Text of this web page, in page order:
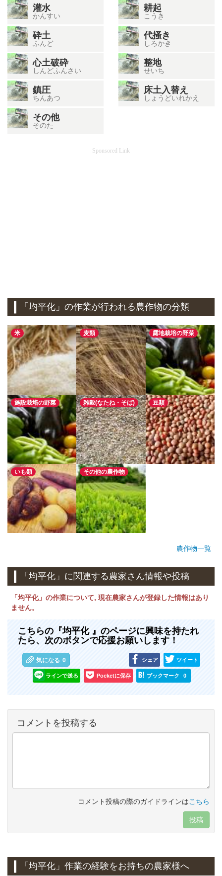
灌水
かんすい
耕起
こうき
砕土
ふんど
代掻き
しろかき
心土破砕
しんどふんさい
整地
せいち
鎮圧
ちんあつ
床土入替え
しょうどいれかえ
その他
そのた
Sponsored Link
「均平化」の作業が行われる農作物の分類
米 麦類 露地栽培の野菜
施設栽培の野菜 雑穀(なたね・そば) 豆類
いも類 その他の農作物
農作物一覧
「均平化」に関連する農家さん情報や投稿
「均平化」の作業について, 現在農家さんが登録した情報はあり
ません。
こちらの『均平化 』のページに興味を持たれ
たら、次のボタンで応援お願いします！
気になる 0 シェア ツイート
ラインで送る Pocketに保存 ブックマーク 0
コメントを投稿する
コメント投稿の際のガイドラインはこちら
投稿
「均平化」作業の経験をお持ちの農家様へ